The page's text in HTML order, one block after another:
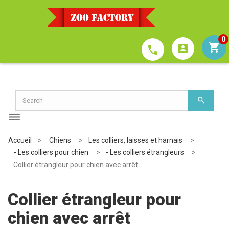
0
account_box
phone
Accueil > Chiens > Les colliers, laisses et harnais
>
- Les colliers pour chien
> - Les colliers étrangleurs
>
Collier étrangleur pour chien avec arrêt
Collier étrangleur pour
chien avec arrêt